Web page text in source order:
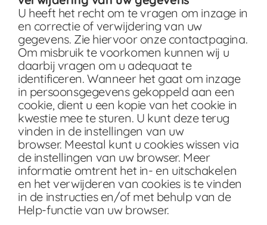
U heeft het recht om te vragen om inzage in
en correctie of verwijdering van uw
gegevens. Zie hiervoor onze contactpagina.
Om misbruik te voorkomen kunnen wij u
daarbij vragen om u adequaat te
identificeren. Wanneer het gaat om inzage
in persoonsgegevens gekoppeld aan een
cookie, dient u een kopie van het cookie in
kwestie mee te sturen. U kunt deze terug
vinden in de instellingen van uw
browser. Meestal kunt u cookies wissen via
de instellingen van uw browser. Meer
informatie omtrent het in- en uitschakelen
en het verwijderen van cookies is te vinden
in de instructies en/of met behulp van de
Help-functie van uw browser.